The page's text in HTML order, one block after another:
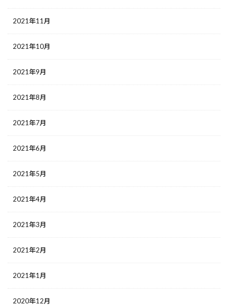
2021年11月
2021年10月
2021年9月
2021年8月
2021年7月
2021年6月
2021年5月
2021年4月
2021年3月
2021年2月
2021年1月
2020年12月